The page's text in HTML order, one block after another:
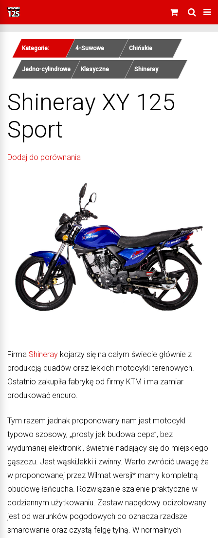
Kategorie: 4-Suwowe Chińskie
Jedno-cylindrowe Klasyczne Shineray
Shineray XY 125
Sport
Dodaj do porównania
Firma Shineray kojarzy się na całym świecie głównie z
produkcją quadów oraz lekkich motocykli terenowych.
Ostatnio zakupiła fabrykę od firmy KTM i ma zamiar
produkować enduro.
Tym razem jednak proponowany nam jest motocykl
typowo szosowy, „prosty jak budowa cepa”, bez
wydumanej elektroniki, świetnie nadający się do miejskiego
gąszczu. Jest wąski,lekki i zwinny. Warto zwrócić uwagę że
w proponowanej przez Wilmat wersji* mamy kompletną
obudowę łańcucha. Rozwiązanie szalenie praktyczne w
codziennym użytkowaniu. Zestaw napędowy odizolowany
jest od warunków pogodowych co oznacza rzadsze
smarowanie oraz czystą felgę tylną. W normalnych